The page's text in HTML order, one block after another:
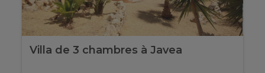
Villa de 3 chambres à Javea